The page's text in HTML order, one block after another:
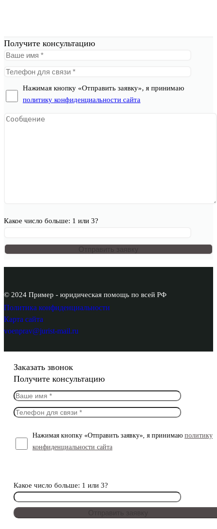
Получите консультацию
Нажимая кнопку «Отправить заявку», я принимаю
политику конфиденциальности сайта
Какое число больше: 1 или 3?
© 2024 Пример - юридическая помощь по всей РФ
Политика конфиденциальности
Карта сайта
voenprav@jurist-mail.ru
Заказать звонок
Получите консультацию
Нажимая кнопку «Отправить заявку», я принимаю политику
конфиденциальности сайта
Какое число больше: 1 или 3?